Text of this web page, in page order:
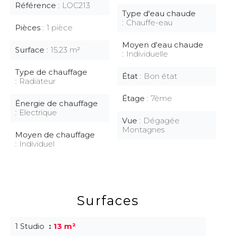
Référence LOC213
Pièces 1 pièce
Surface 15.23 m²
Type de chauffage
Radiateur
Énergie de chauffage
Electrique
Moyen de chauffage
Individuel
Type d'eau chaude
Chauffe-eau
Moyen d'eau chaude
Individuelle
État Bon état
Étage 7ème
Vue
Dégagée
Montagnes
Surfaces
1 Studio
13 m²